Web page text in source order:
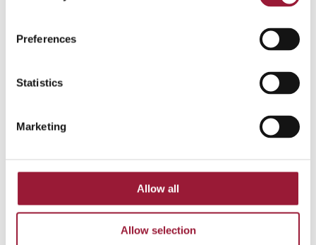
Preferences
Statistics
Marketing
Allow all
Allow selection
春の開花シーズン（ラトビア語で「ズィエドニス」
JPG形式